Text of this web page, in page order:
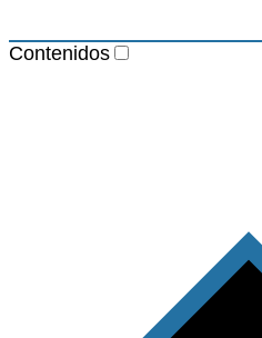
Contenidos